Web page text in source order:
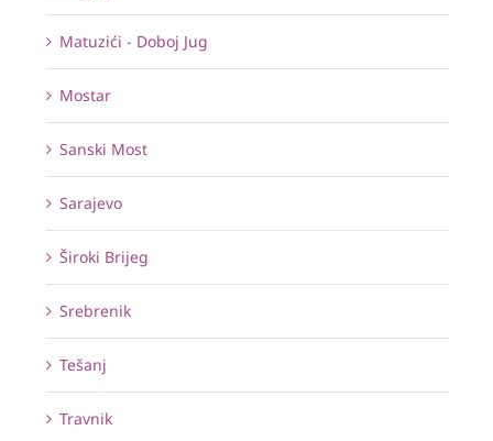
Matuzići - Doboj Jug
Mostar
Sanski Most
Sarajevo
Široki Brijeg
Srebrenik
Tešanj
Travnik